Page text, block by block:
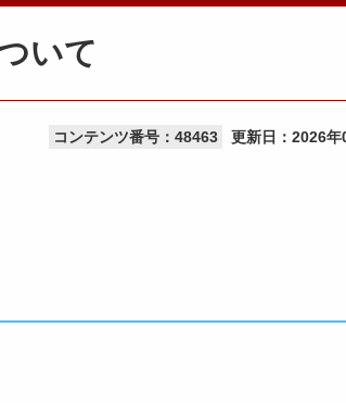
いて
コンテンツ番号：48463 更新日： 2026年